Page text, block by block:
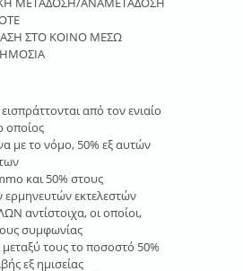
ΣΤΟ ΚΟΙΝΟ ΜΕΣΩ
από τον ενιαίο
οποίος
με το νόμο, 50% εξ αυτών
και 50% στους
εκτελεστών
αντίστοιχα, οι οποίοι,
συμφωνίας
μεταξύ τους το ποσοστό 50%
εξ ημισείας